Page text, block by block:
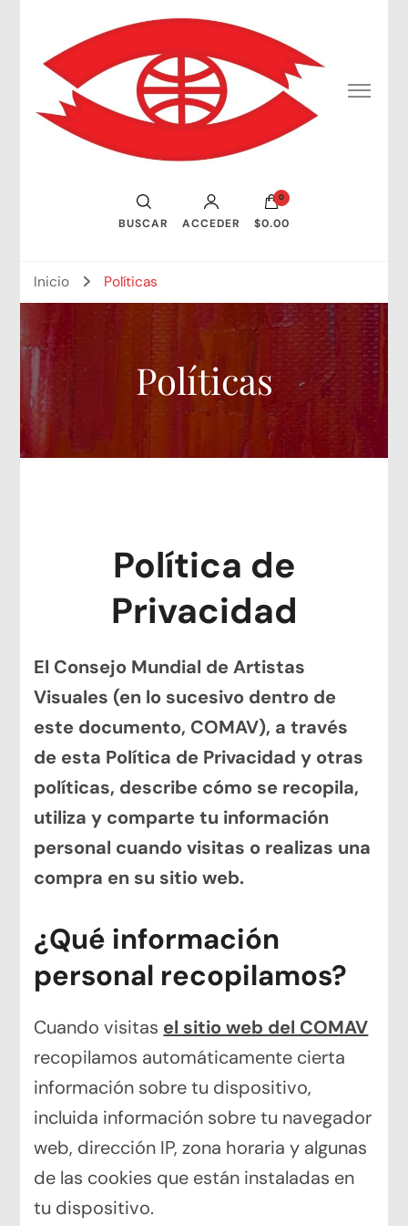
Consejo Mundial de Artistas Visuales
BUSCAR ACCEDER
0
$0.00
Inicio Políticas
Políticas
Política de
Privacidad
El Consejo Mundial de Artistas
Visuales (en lo sucesivo dentro de
este documento, COMAV), a través
de esta Política de Privacidad y otras
políticas, describe cómo se recopila,
utiliza y comparte tu información
personal cuando visitas o realizas una
compra en su sitio web.
¿Qué información
personal recopilamos?
Cuando visitas el sitio web del COMAV
recopilamos automáticamente cierta
información sobre tu dispositivo,
incluida información sobre tu navegador
web, dirección IP, zona horaria y algunas
de las cookies que están instaladas en
tu dispositivo.